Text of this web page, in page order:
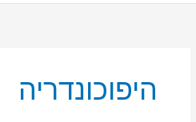
היפוכונדריה